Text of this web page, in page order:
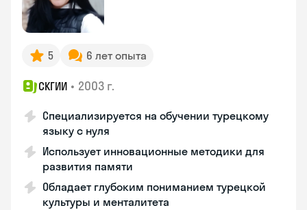
5 6 лет опыта
СКГИИ • 2003 г.
Специализируется на обучении турецкому
языку с нуля
Использует инновационные методики для
развития памяти
Обладает глубоким пониманием турецкой
культуры и менталитета